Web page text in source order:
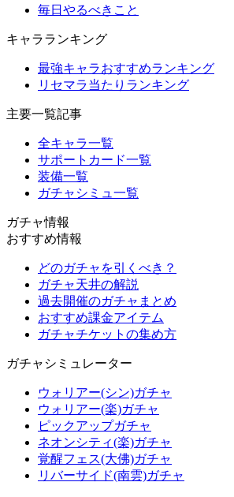
毎日やるべきこと
キャラランキング
最強キャラおすすめランキング
リセマラ当たりランキング
主要一覧記事
全キャラ一覧
サポートカード一覧
装備一覧
ガチャシミュ一覧
ガチャ情報
おすすめ情報
どのガチャを引くべき？
ガチャ天井の解説
過去開催のガチャまとめ
おすすめ課金アイテム
ガチャチケットの集め方
ガチャシミュレーター
ウォリアー(シン)ガチャ
ウォリアー(楽)ガチャ
ピックアップガチャ
ネオンシティ(楽)ガチャ
覚醒フェス(大佛)ガチャ
リバーサイド(南雲)ガチャ